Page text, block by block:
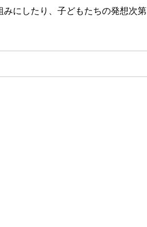
にしたり、子どもたちの発想次第